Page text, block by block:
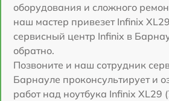
оборудования и сложного
наш мастер привезет Infinix
сервисный центр Infinix в
обратно.
Позвоните и наш сотрудник
Барнауле проконсультирует и
работ над ноутбука Infinix XL29